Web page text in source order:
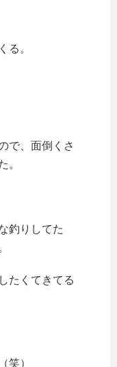
る。
で、面倒くさ
。
釣りしてた
たくてきてる
笑）